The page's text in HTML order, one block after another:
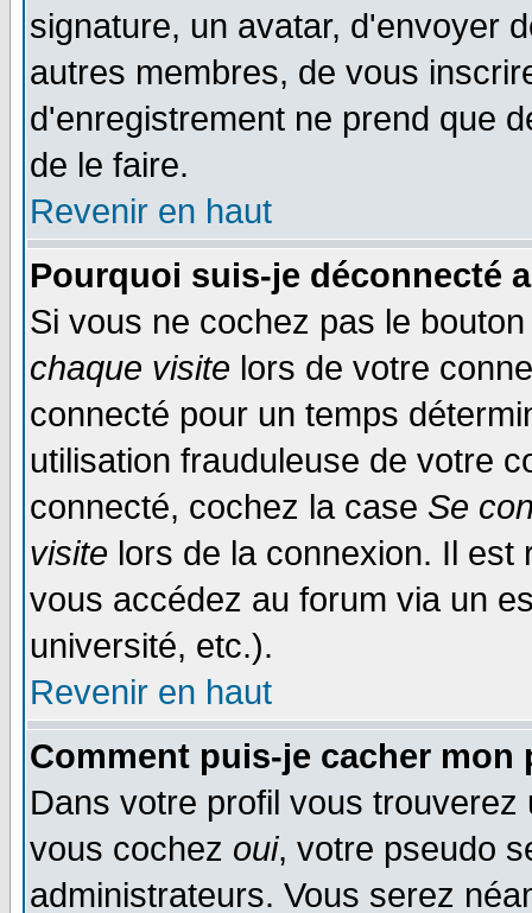
signature, un avatar, d'envoyer
autres membres, de vous
d'enregistrement ne prend que
de le faire.
Revenir en haut
Pourquoi suis-je déconnecté
Si vous ne cochez pas le
chaque visite lors de votre
connecté pour un temps
utilisation frauduleuse de votre
connecté, cochez la case Se
visite lors de la connexion. Il
vous accédez au forum via un
université, etc.).
Revenir en haut
Comment puis-je cacher
Dans votre profil vous
vous cochez oui, votre pseudo
administrateurs. Vous serez